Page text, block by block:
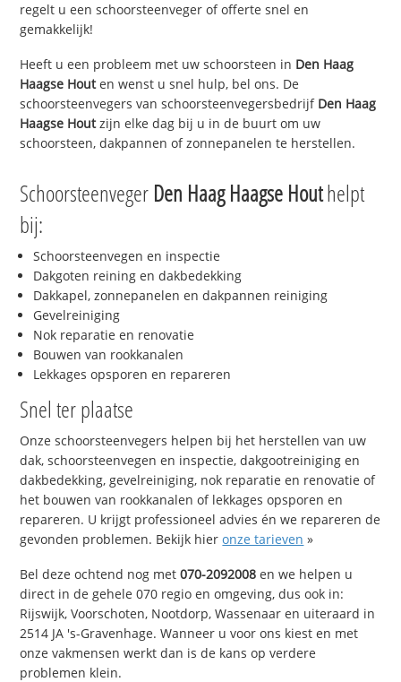
regelt u een schoorsteenveger of offerte snel en
gemakkelijk!
Heeft u een probleem met uw schoorsteen in Den Haag
Haagse Houten wenst u snel hulp, bel ons. De
schoorsteenvegers van schoorsteenvegersbedrijf Den Haag
Haagse Houtzijn elke dag bij u in de buurt om uw
schoorsteen, dakpannen of zonnepanelen te herstellen.
Schoorsteenveger Den Haag Haagse Houthelpt
bij:
Schoorsteenvegen en inspectie
Dakgoten reining en dakbedekking
Dakkapel, zonnepanelen en dakpannen reiniging
Gevelreiniging
Nok reparatie en renovatie
Bouwen van rookkanalen
Lekkages opsporen en repareren
Snel ter plaatse
Onze schoorsteenvegers helpen bij het herstellen van uw
dak, schoorsteenvegen en inspectie, dakgootreiniging en
dakbedekking, gevelreiniging, nok reparatie en renovatie of
het bouwen van rookkanalen of lekkages opsporen en
repareren. U krijgt professioneel advies én we repareren de
gevonden problemen. Bekijk hieronze tarieven »
Bel deze ochtend nog met070-2092008 en we helpen u
direct in de gehele 070 regio en omgeving, dus ook in:
Rijswijk, Voorschoten, Nootdorp, Wassenaar en uiteraard in
2514 JA 's-Gravenhage. Wanneer u voor ons kiest en met
onze vakmensen werkt dan is de kans op verdere
problemen klein.